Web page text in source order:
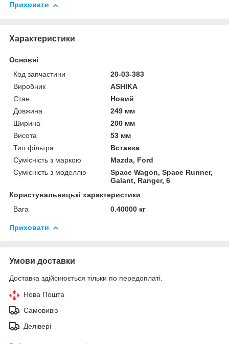
Приховати
Характеристики
Основні
Код запчастини
20-03-383
Виробник
ASHIKA
Стан
Новий
Довжина
249 мм
Ширина
200 мм
Висота
53 мм
Тип фільтра
Вставка
Сумісність з маркою
Mazda, Ford
Сумісність з моделлю
Space Wagon, Space Runner,
Galant, Ranger, 6
Користувальницькі характеристики
Вага
0.40000 кг
Приховати
Умови доставки
Доставка здійснюється тільки по передоплаті.
Нова Пошта
Самовивіз
Делівері